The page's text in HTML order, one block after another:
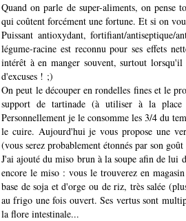
Quand on parle de super-aliments, on pense
qui coûtent forcément une fortune. Et si on
Puissant antioxydant, fortifiant/
légume-racine est reconnu pour ses effets
intérêt à en manger souvent, surtout
d'excuses ! ;)
On peut le découper en rondelles fines et le
support de tartinade (à utiliser à la
Personnellement je le consomme les 3/4 du
le cuire. Aujourd'hui je vous propose une
(vous serez probablement étonnés par son
J'ai ajouté du miso brun à la soupe afin de lui
encore le miso : vous le trouverez en
base de soja et d'orge ou de riz, très salée
au frigo une fois ouvert. Ses vertus sont
la flore intestinale...